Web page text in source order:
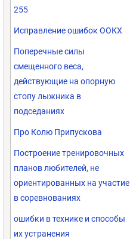
255
Исправление ошибок ООКХ
Поперечные силы
смещенного веса,
действующие на опорную
стопу лыжника в
подседаниях
Про Колю Припускова
Построение тренировочных
планов любителей, не
ориентированных на участие
в соревнованиях
ошибки в технике и способы
их устранения